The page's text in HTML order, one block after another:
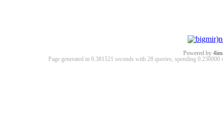
Powered by
Page generated in 0.381521 seconds with 28 queries, spending